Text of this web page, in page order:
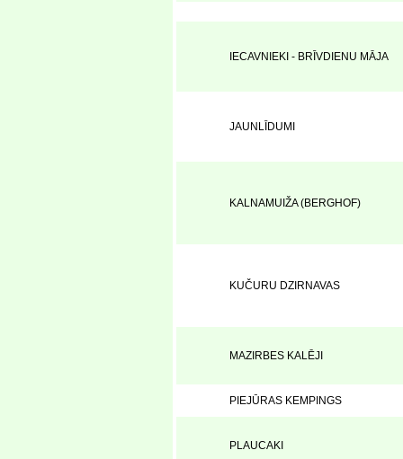
IECAVNIEKI - BRĪVDIENU MĀJA
JAUNLĪDUMI
KALNAMUIŽA (BERGHOF)
KUČURU DZIRNAVAS
MAZIRBES KALĒJI
PIEJŪRAS KEMPINGS
PLAUCAKI